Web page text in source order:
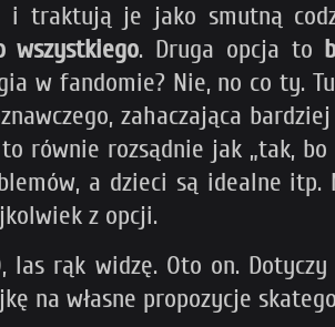
i traktują je jako smutną
wszystkiego. Druga opcja to
w fandomie? Nie, no co ty.
zahaczająca
równie rozsądnie jak „tak,
a dzieci są idealne
z opcji.
rąk widzę. Oto on. Dotyczy
na własne propozycje